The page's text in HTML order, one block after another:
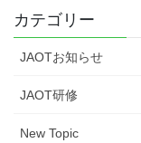
カテゴリー
JAOTお知らせ
JAOT研修
New Topic